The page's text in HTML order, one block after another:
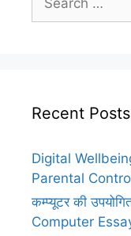
for:
Recent Posts
Digital
Parental
कम्प्यूटर की
Computer